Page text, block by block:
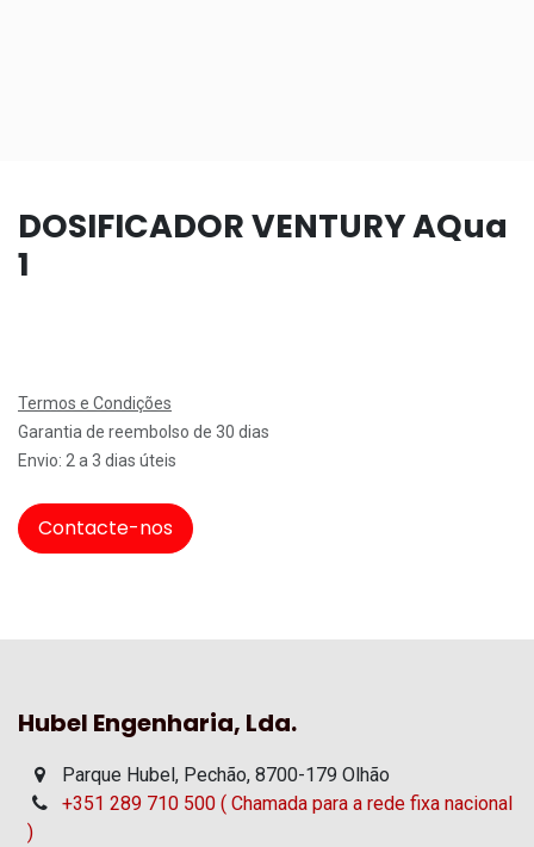
DOSIFICADOR VENTURY AQua
1
Termos e Condições
Garantia de reembolso de 30 dias
Envio: 2 a 3 dias úteis
Contacte-nos
Hubel Engenharia, Lda.
Parque Hubel, Pechão, 8700-179 Olhão
+351 289 710 500 ( Chamada para a rede fixa nacional
)